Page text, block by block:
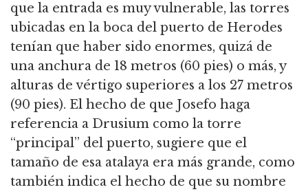
que la entrada es muy vulnerable, las torres
ubicadas en la boca del puerto de Herodes
tenían que haber sido enormes, quizá de
una anchura de 18 metros (60 pies) o más, y
alturas de vértigo superiores a los 27 metros
(90 pies). El hecho de que Josefo haga
referencia a Drusium como la torre
“principal” del puerto, sugiere que el
tamaño de esa atalaya era más grande, como
también indica el hecho de que su nombre